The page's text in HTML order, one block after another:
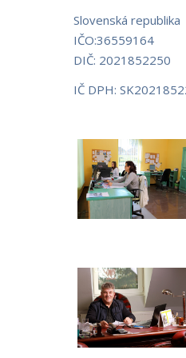
Slovenská republika
IČO:36559164
DIČ: 2021852250
IČ DPH: